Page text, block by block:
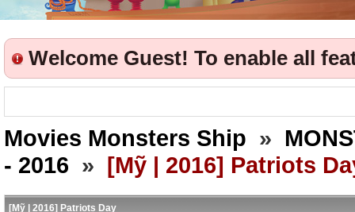
Welcome Guest! To enable all
Movies Monsters Ship »
- 2016 » [Mỹ | 2016] Patriots
[Mỹ | 2016] Patriots Day